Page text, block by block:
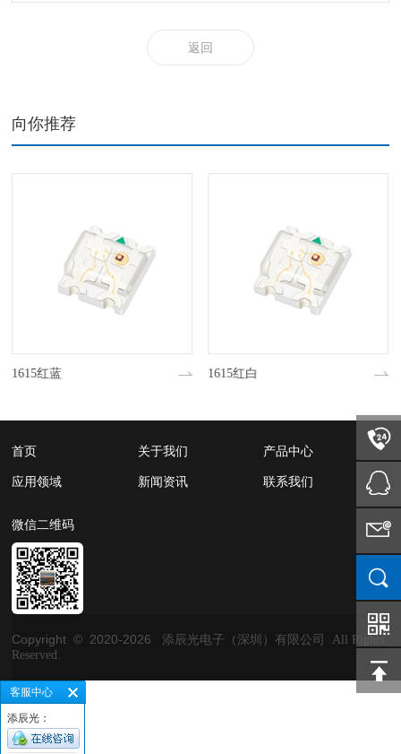
返回
向你推荐
1615红蓝 1615红白
首页 关于我们 产品中心
应用领域 新闻资讯 联系我们
微信二维码
Copyright © 2020-2026
添辰光电子（深圳）有限公司 All Rights
Reserved.
客服中心
添辰光：